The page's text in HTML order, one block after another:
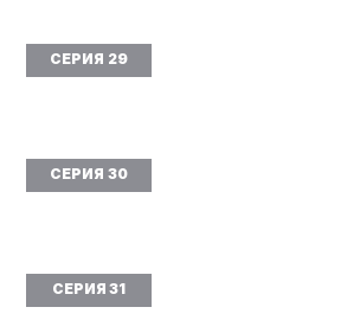
СЕРИЯ 29
СЕРИЯ 30
СЕРИЯ 31